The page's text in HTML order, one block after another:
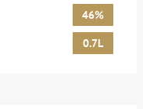
46%
0.7L